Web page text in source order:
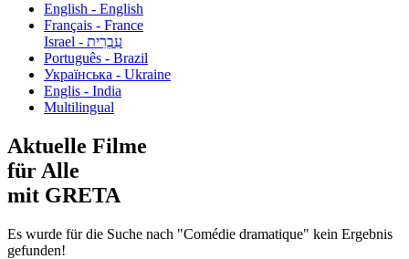
English - English
Français - France
עִבְרִית - Israel
Português - Brazil
Українська - Ukraine
Englis - India
Multilingual
Aktuelle Filme
für Alle
mit GRETA
Es wurde für die Suche nach "Comédie dramatique" kein Ergebnis
gefunden!